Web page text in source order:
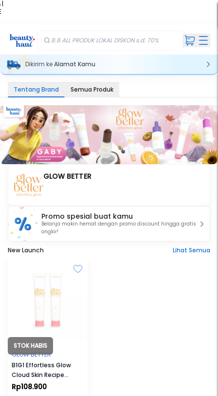
|
8.8 ALL PRODUK LOKAL DISKON s.d. 70%
Dikirim keAlamat Kamu
Tentang Brand Semua Produk
GLOW BETTER
Promo spesial buat kamu
Belanja makin hemat dengan promo discount hingga gratis
ongkir!
New Launch Lihat Semua
STOK HABIS
GLOW BETTER
B1G1 Effortless Glow
Cloud Skin Recipe
Advanced Moisturizer
Rp108.900